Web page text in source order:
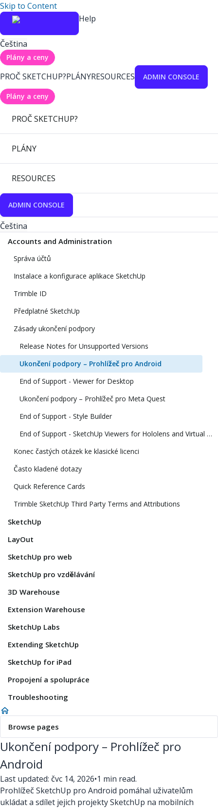
Skip to Content
Help
Čeština
Plány a ceny
PROČ SKETCHUP?PLÁNYRESOURCES ADMIN CONSOLE
Plány a ceny
PROČ SKETCHUP?
PLÁNY
RESOURCES
ADMIN CONSOLE
Čeština
Accounts and Administration
Správa účtů
Instalace a konfigurace aplikace SketchUp
Trimble ID
Předplatné SketchUp
Zásady ukončení podpory
Release Notes for Unsupported Versions
Ukončení podpory – Prohlížeč pro Android
End of Support - Viewer for Desktop
Ukončení podpory – Prohlížeč pro Meta Quest
End of Support - Style Builder
End of Support - SketchUp Viewers for Hololens and Virtual Reality
Konec častých otázek ke klasické licenci
Často kladené dotazy
Quick Reference Cards
Trimble SketchUp Third Party Terms and Attributions
SketchUp
LayOut
SketchUp pro web
SketchUp pro vzdělávání
3D Warehouse
Extension Warehouse
SketchUp Labs
Extending SketchUp
SketchUp for iPad
Propojení a spolupráce
Troubleshooting
Browse pages
Ukončení podpory – Prohlížeč pro
Android
Last updated: čvc 14, 2026•1 min read.
Prohlížeč SketchUp pro Android pomáhal uživatelům
ukládat a sdílet jejich projekty SketchUp na mobilních